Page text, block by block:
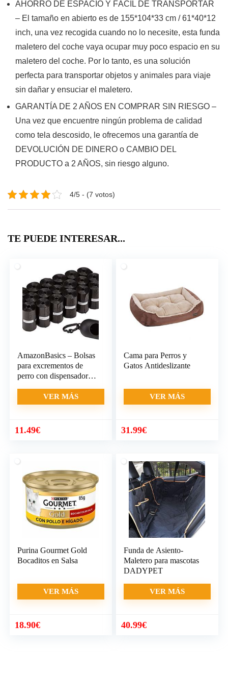
AHORRO DE ESPACIO Y FÁCIL DE TRANSPORTAR
– El tamaño en abierto es de 155*104*33 cm / 61*40*12
inch, una vez recogida cuando no lo necesite, esta funda
maletero del coche vaya ocupar muy poco espacio en su
maletero del coche. Por lo tanto, es una solución
perfecta para transportar objetos y animales para viaje
sin dañar y ensuciar el maletero.
GARANTÍA DE 2 AÑOS EN COMPRAR SIN RIESGO –
Una vez que encuentre ningún problema de calidad
como tela descosido, le ofrecemos una garantía de
DEVOLUCIÓN DE DINERO o CAMBIO DEL
PRODUCTO a 2 AÑOS, sin riesgo alguno.
4/5 - (7 votos)
TE PUEDE INTERESAR...
AmazonBasics – Bolsas
para excrementos de
perro con dispensador y
VER MÁS
11.49€
Cama para Perros y
Gatos Antideslizante
VER MÁS
31.99€
Purina Gourmet Gold
Bocaditos en Salsa
VER MÁS
18.90€
Funda de Asiento-
Maletero para mascotas
DADYPET
VER MÁS
40.99€